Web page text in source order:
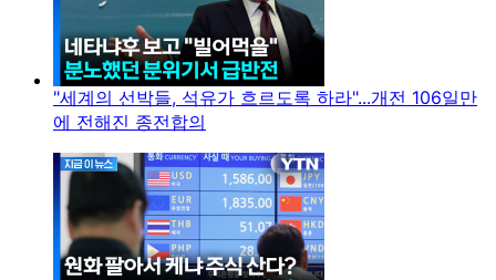
"세계의 선박들, 석유가 흐르도록 하라"...개전 106일만
에 전해진 종전합의